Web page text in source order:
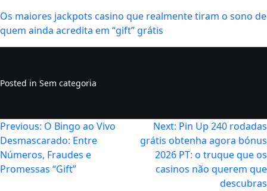
Os maiores jackpots casino que realmente tiram o sono de
quem ainda acredita em “gift” grátis
Posted in Sem categoria
Navegação
de
artigos
Previous: O Bingo ao Vivo
Desmascarado: Entre
Números, Fraudes e
Promessas “Gift”
Next: Pin Up 240 rodadas
grátis obtenha agora bónus
2026 PT: o truque que os
casinos não querem que
descubras